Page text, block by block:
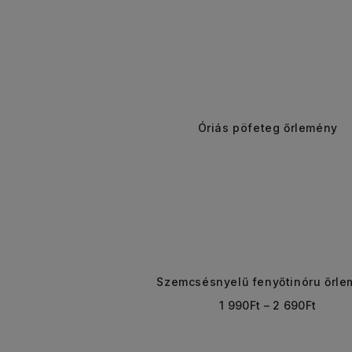
Óriás pöfeteg őrlemény
Szemcsésnyelű fenyőtinóru
1 990Ft – 2 690Ft